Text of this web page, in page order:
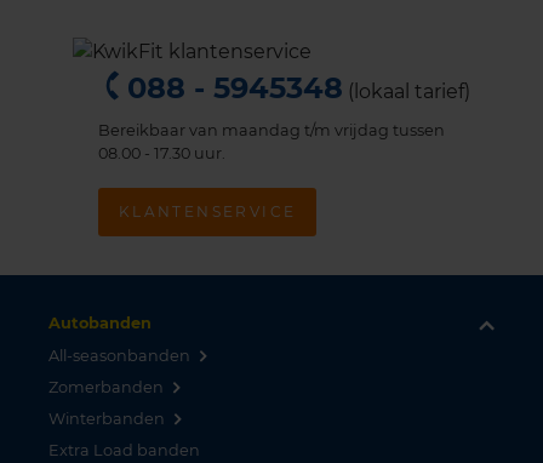
088 - 5945348 (lokaal tarief)
Bereikbaar van maandag t/m vrijdag tussen
08.00 - 17.30 uur.
KLANTENSERVICE
Autobanden
All-seasonbanden
Zomerbanden
Winterbanden
Extra Load banden